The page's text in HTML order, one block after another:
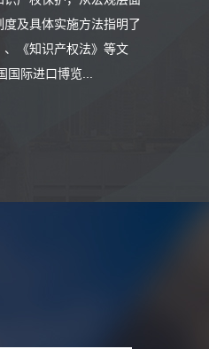
及具体实施方法指明了
《知识产权法》等文
际进口博览...